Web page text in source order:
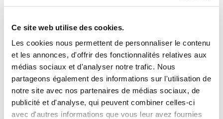
Ce site web utilise des cookies.
Les cookies nous permettent de personnaliser le contenu
et les annonces, d'offrir des fonctionnalités relatives aux
médias sociaux et d'analyser notre trafic. Nous
partageons également des informations sur l'utilisation de
notre site avec nos partenaires de médias sociaux, de
publicité et d'analyse, qui peuvent combiner celles-ci
avec d'autres informations que vous leur avez fournies
100% sécurisé
3x sans frais
Livraison
24/72H